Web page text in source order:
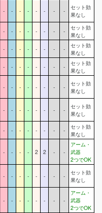
- - - - - - - -
セット効
果なし
- - - - - - - -
セット効
果なし
- - - - - - - -
セット効
果なし
- - - - - - - -
セット効
果なし
- - - - - - - -
セット効
果なし
- - - - - - - -
セット効
果なし
- - - - - - - -
セット効
果なし
- - - - 2 2 - -
アーム・
武器
2つでOK
- - - - - - - -
セット効
果なし
- - - - - - - -
アーム・
武器
2つでOK